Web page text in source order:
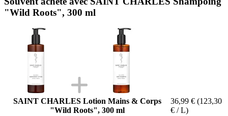
"Wild Roots", 300 ml
SAINT CHARLES Lotion Mains & Corps
"Wild Roots", 300 ml
36,99 € (123,30
€ / L)